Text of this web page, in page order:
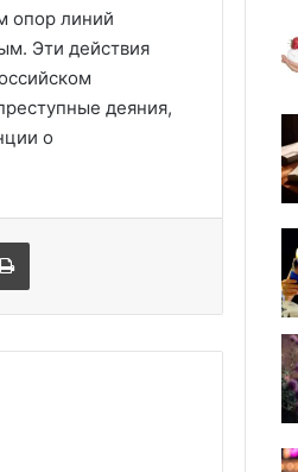
опор линий
Эти действия
деяния,
о
в Северной
Гейтс и его
Энн Уинблад
выходные, теперь
финансов
в Суниве в